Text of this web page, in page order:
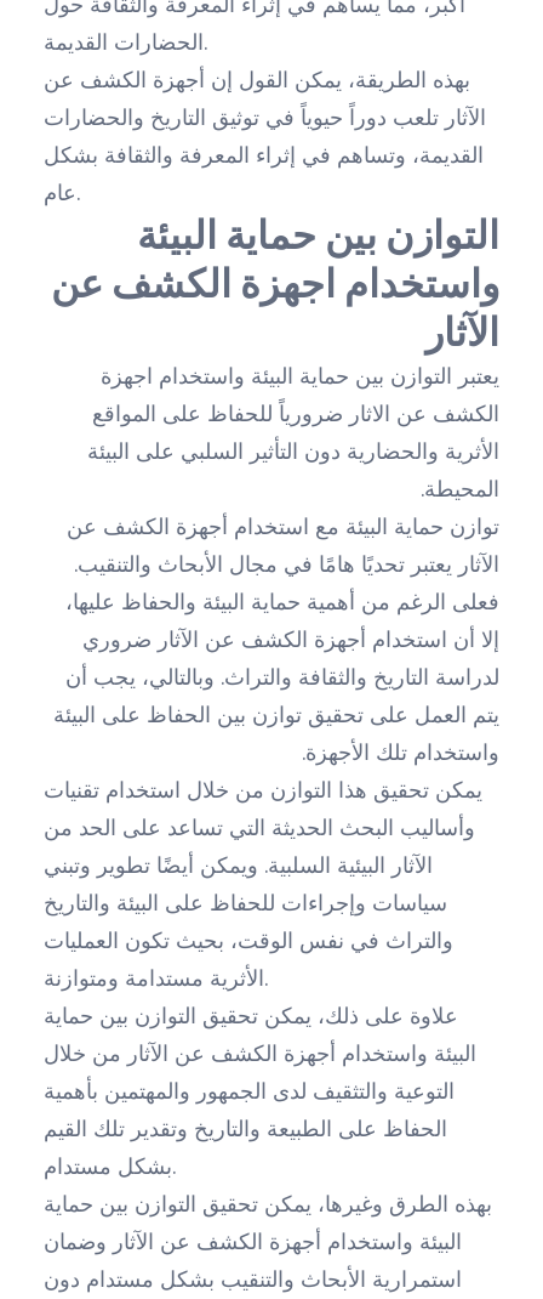
الحضارات القديمة.
بهذه الطريقة، يمكن القول إن أجهزة الكشف عن
الآثار تلعب دوراً حيوياً في توثيق التاريخ والحضارات
القديمة، وتساهم في إثراء المعرفة والثقافة بشكل
عام.
التوازن بين حماية البيئة
واستخدام اجهزة الكشف عن
الآثار
يعتبر التوازن بين حماية البيئة واستخدام اجهزة
الكشف عن الاثار ضرورياً للحفاظ على المواقع
الأثرية والحضارية دون التأثير السلبي على البيئة
المحيطة.
توازن حماية البيئة مع استخدام أجهزة الكشف عن
الآثار يعتبر تحديًا هامًا في مجال الأبحاث والتنقيب.
فعلى الرغم من أهمية حماية البيئة والحفاظ عليها،
إلا أن استخدام أجهزة الكشف عن الآثار ضروري
لدراسة التاريخ والثقافة والتراث. وبالتالي، يجب أن
يتم العمل على تحقيق توازن بين الحفاظ على البيئة
واستخدام تلك الأجهزة.
يمكن تحقيق هذا التوازن من خلال استخدام تقنيات
وأساليب البحث الحديثة التي تساعد على الحد من
الآثار البيئية السلبية. ويمكن أيضًا تطوير وتبني
سياسات وإجراءات للحفاظ على البيئة والتاريخ
والتراث في نفس الوقت، بحيث تكون العمليات
الأثرية مستدامة ومتوازنة.
علاوة على ذلك، يمكن تحقيق التوازن بين حماية
البيئة واستخدام أجهزة الكشف عن الآثار من خلال
التوعية والتثقيف لدى الجمهور والمهتمين بأهمية
الحفاظ على الطبيعة والتاريخ وتقدير تلك القيم
بشكل مستدام.
بهذه الطرق وغيرها، يمكن تحقيق التوازن بين حماية
البيئة واستخدام أجهزة الكشف عن الآثار وضمان
استمرارية الأبحاث والتنقيب بشكل مستدام دون